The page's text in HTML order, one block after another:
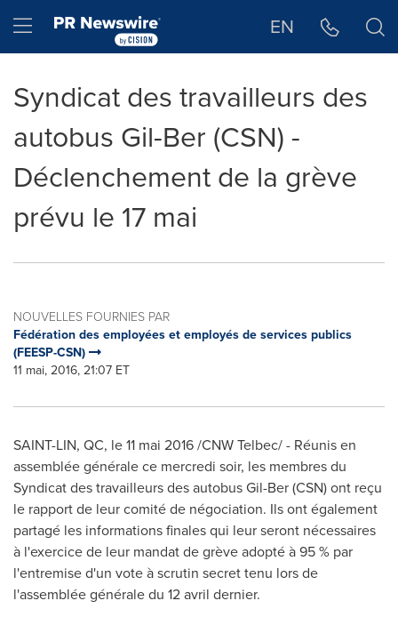
Hamburger menu EN
Syndicat des travailleurs des
autobus Gil-Ber (CSN) -
Déclenchement de la grève
prévu le 17 mai
NOUVELLES FOURNIES PAR
Fédération des employées et employés de services publics
(FEESP-CSN)
11 mai, 2016, 21:07 ET
SAINT-LIN, QC, le 11 mai 2016 /CNW Telbec/ - Réunis en
assemblée générale ce mercredi soir, les membres du
Syndicat des travailleurs des autobus Gil-Ber (CSN) ont reçu
le rapport de leur comité de négociation. Ils ont également
partagé les informations finales qui leur seront nécessaires
à l'exercice de leur mandat de grève adopté à 95 % par
l'entremise d'un vote à scrutin secret tenu lors de
l'assemblée générale du 12 avril dernier.